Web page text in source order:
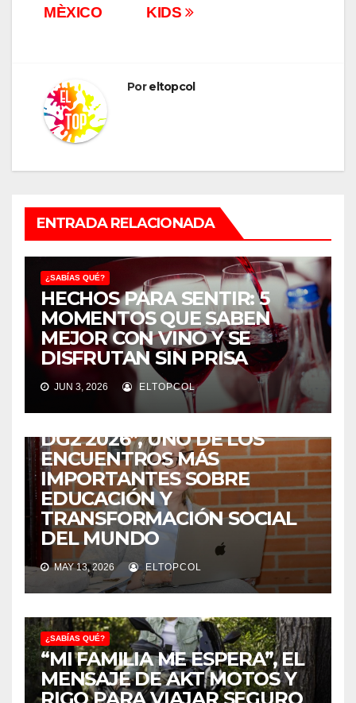
KIDS
MÈXICO
Poreltopcol
ENTRADA RELACIONADA
¿SABÍAS QUÉ?
HECHOS PARA SENTIR: 5
MOMENTOS QUE SABEN
MEJOR CON VINO Y SE
DISFRUTAN SIN PRISA
JUN 3, 2026 ELTOPCOL
COLOMBIA SERÁ LA SEDE DE
“LA ESCUELA DE VERANO
DG2 2026”, UNO DE LOS
ENCUENTROS MÁS
IMPORTANTES SOBRE
EDUCACIÓN Y
TRANSFORMACIÓN SOCIAL
DEL MUNDO
MAY 13, 2026 ELTOPCOL
¿SABÍAS QUÉ?
“MI FAMILIA ME ESPERA”, EL
MENSAJE DE AKT MOTOS Y
RIGO PARA VIAJAR SEGURO